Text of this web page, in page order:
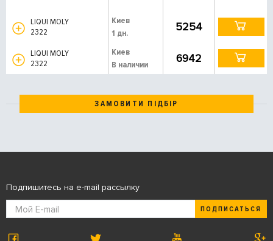
LIQUI MOLY
2322
Киев
1 дн.
5254
LIQUI MOLY
2322
Киев
В наличии
6942
ЗАМОВИТИ ПІДБІР
Подпишитесь на e-mail рассылку
ПОДПИСАТЬСЯ